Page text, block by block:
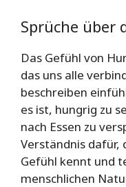
Sprüche über
Das Gefühl von
das uns alle
beschreiben
es ist, hungrig zu
nach Essen zu
Verständnis dafür,
Gefühl kennt und
menschlichen